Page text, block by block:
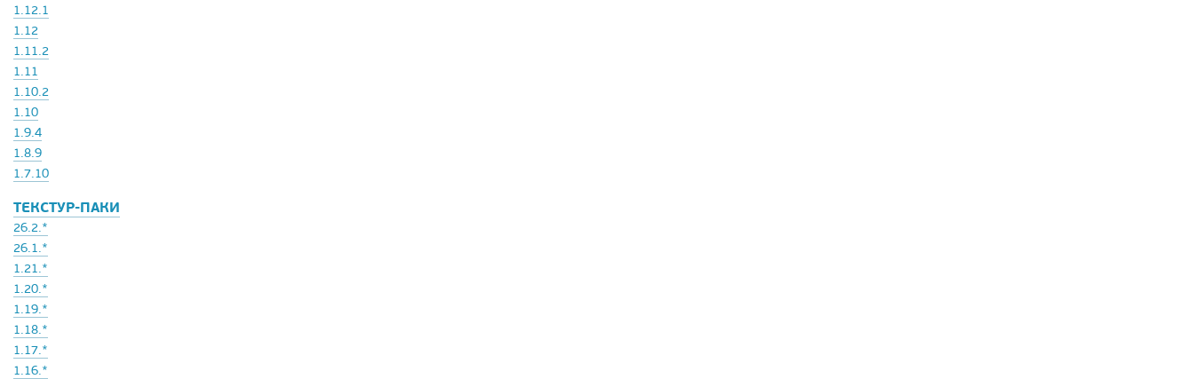
1.12.1
1.12
1.11.2
1.11
1.10.2
1.10
1.9.4
1.8.9
1.7.10
ТЕКСТУР-ПАКИ
26.2.*
26.1.*
1.21.*
1.20.*
1.19.*
1.18.*
1.17.*
1.16.*